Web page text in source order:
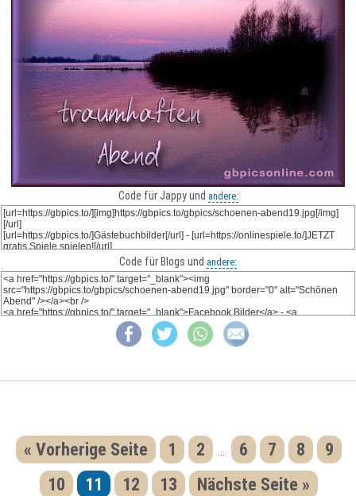
Code für Jappy und andere:
Code für Blogs und andere:
« Vorherige Seite 1 2 ... 6 7 8
9
10
11 12 13 Nächste Seite »